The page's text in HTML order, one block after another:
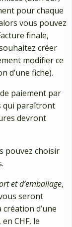
pour chaque
vous pouvez
finale,
créer
modifier ce
d’une fiche).
paiement par
qui paraîtront
devront
pouvez choisir
et d’emballage,
seront
création d’une
CHF, le